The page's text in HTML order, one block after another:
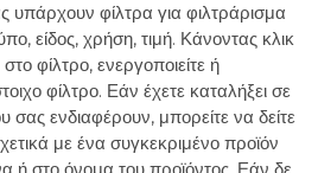
υπάρχουν φίλτρα για φιλτράρισμα
είδος, χρήση, τιμή. Κάνοντας κλικ
φίλτρο, ενεργοποιείτε ή
φίλτρο. Εάν έχετε καταλήξει σε
ενδιαφέρουν, μπορείτε να δείτε
με ένα συγκεκριμένο προϊόν